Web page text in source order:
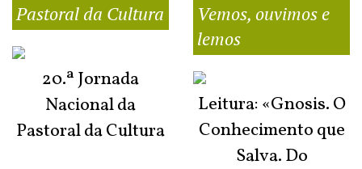
Pastoral da Cultura
20.ª Jornada
Nacional da
Pastoral da Cultura
Vemos, ouvimos e
lemos
Leitura: «Gnosis. O
Conhecimento que
Salva. Do